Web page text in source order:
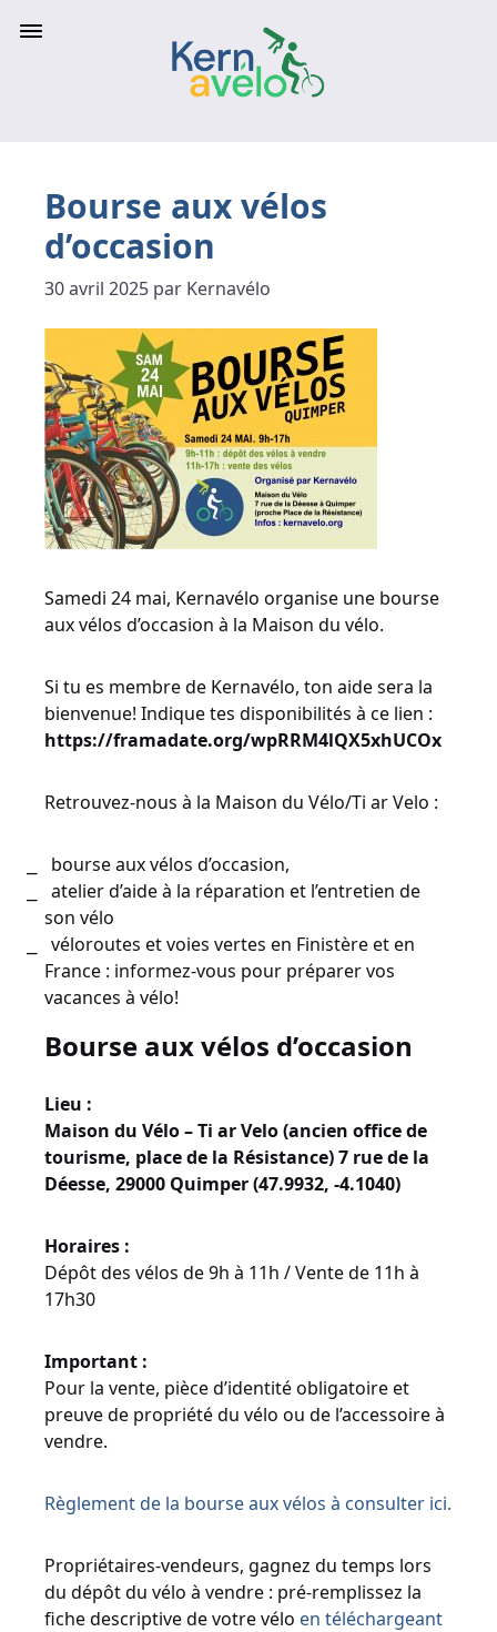
Bourse aux vélos
d’occasion
30 avril 2025 par Kernavélo
Samedi 24 mai, Kernavélo organise une bourse
aux vélos d’occasion à la Maison du vélo.
Si tu es membre de Kernavélo, ton aide sera la
bienvenue! Indique tes disponibilités à ce lien :
https://framadate.org/wpRRM4lQX5xhUCOx
Retrouvez-nous à la Maison du Vélo/Ti ar Velo :
bourse aux vélos d’occasion,
atelier d’aide à la réparation et l’entretien de
son vélo
véloroutes et voies vertes en Finistère et en
France : informez-vous pour préparer vos
vacances à vélo!
Bourse aux vélos d’occasion
Lieu :
Maison du Vélo – Ti ar Velo (ancien office de
tourisme, place de la Résistance) 7 rue de la
Déesse, 29000 Quimper (47.9932, -4.1040)
Horaires :
Dépôt des vélos de 9h à 11h / Vente de 11h à
17h30
Important :
Pour la vente, pièce d’identité obligatoire et
preuve de propriété du vélo ou de l’accessoire à
vendre.
Règlement de la bourse aux vélos à consulter ici.
Propriétaires-vendeurs, gagnez du temps lors
du dépôt du vélo à vendre : pré-remplissez la
fiche descriptive de votre vélo en téléchargeant